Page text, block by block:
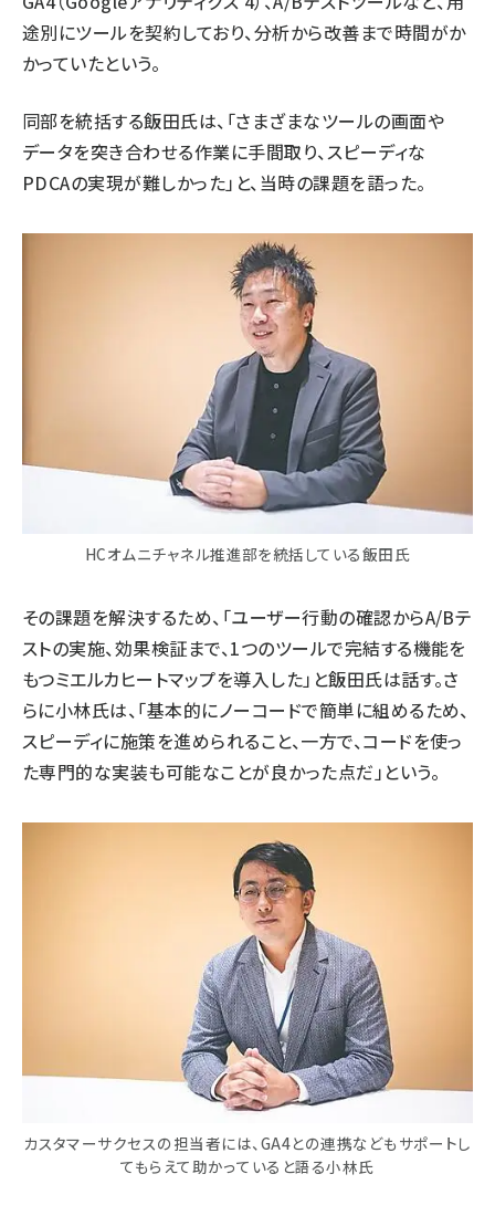
途別にツールを契約しており、分析から改善まで時間がか
かっていたという。
同部を統括する飯田氏は、「さまざまなツールの画面や
データを突き合わせる作業に手間取り、スピーディな
PDCAの実現が難しかった」と、当時の課題を語った。
HCオムニチャネル推進部を統括している飯田氏
その課題を解決するため、「ユーザー行動の確認からA/Bテ
ストの実施、効果検証まで、1つのツールで完結する機能を
もつミエルカヒートマップを導入した」と飯田氏は話す。さ
らに小林氏は、「基本的にノーコードで簡単に組めるため、
スピーディに施策を進められること、一方で、コードを使っ
た専門的な実装も可能なことが良かった点だ」という。
カスタマーサクセスの担当者には、GA4との連携などもサポートし
てもらえて助かっていると語る小林氏